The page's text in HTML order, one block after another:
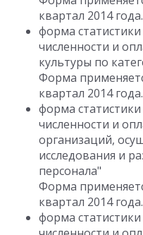
квартал 2014 года.
форма
численности и
культуры по
Форма
квартал 2014 года.
форма
численности и
организаций,
исследования и
персонала"
Форма
квартал 2014 года.
форма